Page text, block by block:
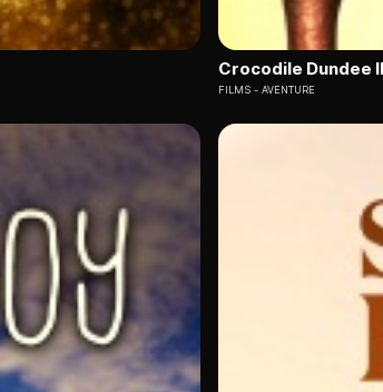
Crocodile Dundee II
FILMS AVENTURE